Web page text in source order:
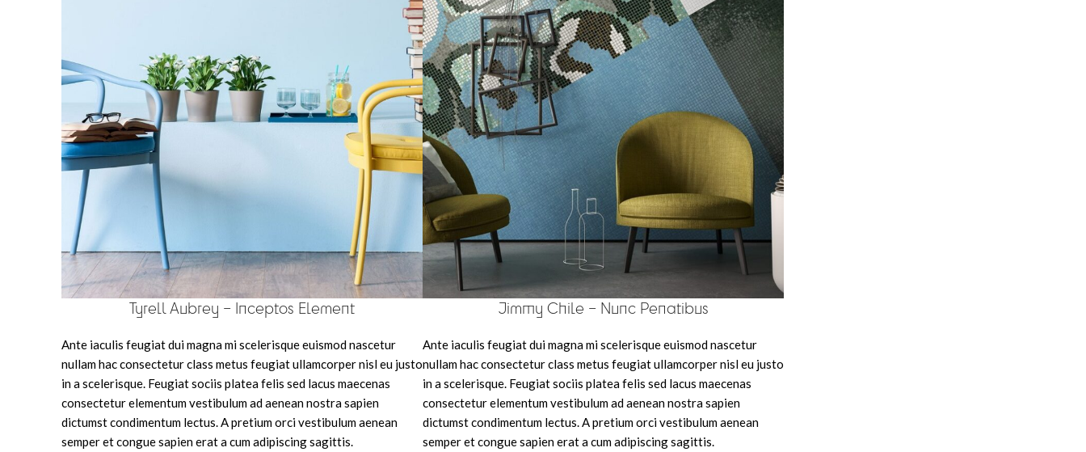
Tyrell Aubrey – Inceptos Element
Ante iaculis feugiat dui magna mi scelerisque euismod nascetur
nullam hac consectetur class metus feugiat ullamcorper nisl eu justo
in a scelerisque. Feugiat sociis platea felis sed lacus maecenas
consectetur elementum vestibulum ad aenean nostra sapien
dictumst condimentum lectus. A pretium orci vestibulum aenean
semper et congue sapien erat a cum adipiscing sagittis.
Jimmy Chile – Nunc Penatibus
Ante iaculis feugiat dui magna mi scelerisque euismod nascetur
nullam hac consectetur class metus feugiat ullamcorper nisl eu justo
in a scelerisque. Feugiat sociis platea felis sed lacus maecenas
consectetur elementum vestibulum ad aenean nostra sapien
dictumst condimentum lectus. A pretium orci vestibulum aenean
semper et congue sapien erat a cum adipiscing sagittis.